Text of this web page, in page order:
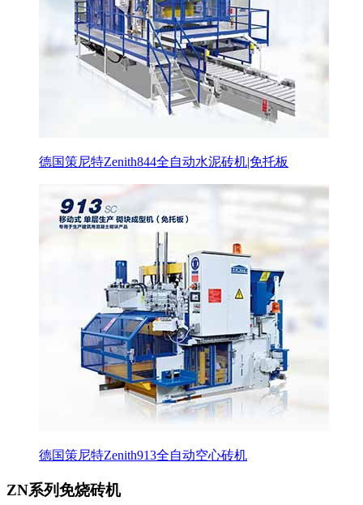
德国策尼特Zenith844全自动水泥砖机|免托板
德国策尼特Zenith913全自动空心砖机
ZN系列免烧砖机